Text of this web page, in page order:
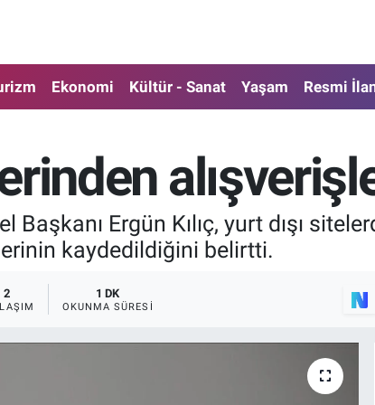
Ekonomi Kültür - Sanat Yaşam Resmi
Başkanı Ergün Kılıç, yurt dışı
kaydedildiğini belirtti.
2 1 DK
OKUNMA SÜRESI